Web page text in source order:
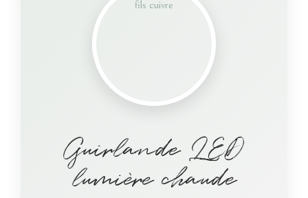
Guirlande LED
lumière chaude